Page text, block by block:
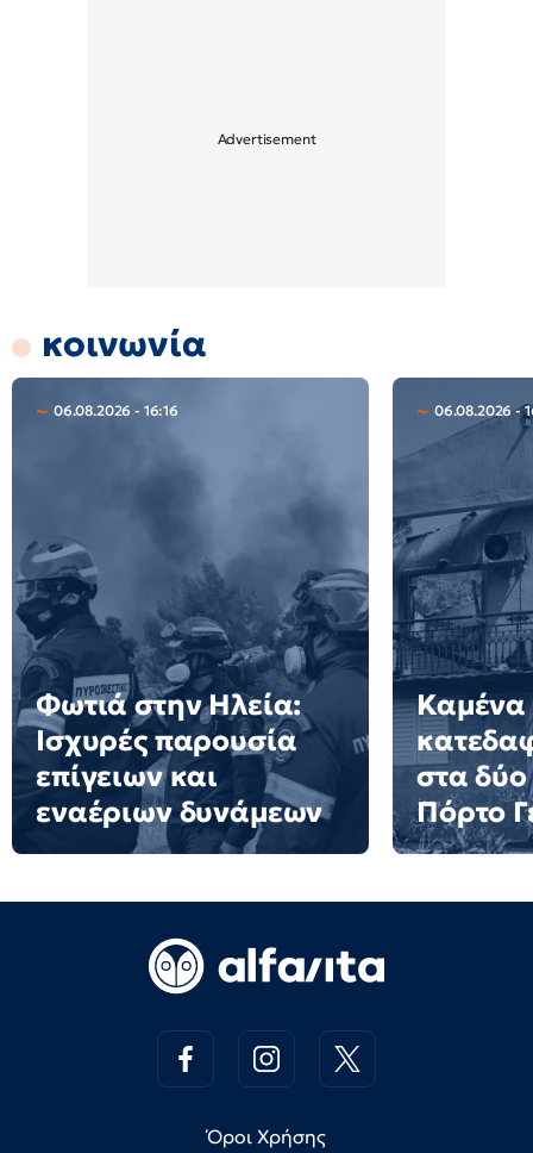
κοινωνία
06.08.2026 - 16:16
Φωτιά στην Ηλεία:
Ισχυρές παρουσία
επίγειων και
εναέριων δυνάμεων
06.08.2026 -
Καμένα
στα δύο
Πόρτο
Όροι Χρήσης